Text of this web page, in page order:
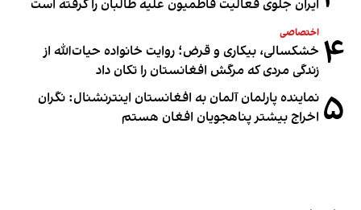
ایران جلوی فعالیت فاطمیون علیه طالبان را گرفته است
۴ اختصاصی
خشکسالی، بیکاری و قرض؛ روایت خانواده حیات‌الله از
زندگی مردی که مرگش افغانستان را تکان داد
۵ نماینده پارلمان آلمان به افغانستان اینترنشنال: نگران
اخراج بیشتر پناهجویان افغان هستم